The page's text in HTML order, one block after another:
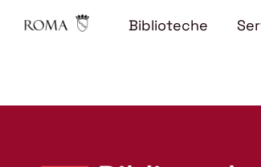
Biblioteche